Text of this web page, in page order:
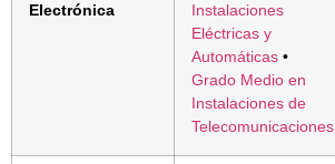
Electrónica
Instalaciones
Eléctricas y
Automáticas •
Grado Medio en
Instalaciones de
Telecomunicaciones